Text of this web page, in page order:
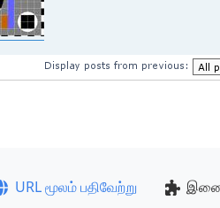
URL மூலம் பதிவேற்று